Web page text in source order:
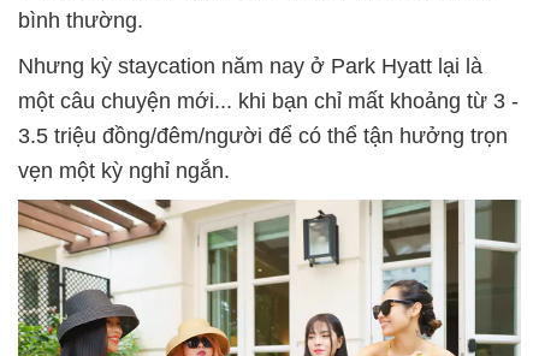
bình thường.
Nhưng kỳ staycation năm nay ở Park Hyatt lại là
một câu chuyện mới... khi bạn chỉ mất khoảng từ 3 -
3.5 triệu đồng/đêm/người để có thể tận hưởng trọn
vẹn một kỳ nghỉ ngắn.